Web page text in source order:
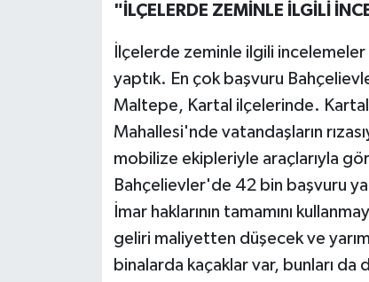
"İLÇELERDE ZEMİNLE İLGİLİ
İlçelerde zeminle ilgili
yaptık. En çok başvuru
Maltepe, Kartal ilçelerinde.
Mahallesi'nde vatandaşların
mobilize ekipleriyle araçlarıyla
Bahçelievler'de 42 bin başvuru
İmar haklarının tamamını
geliri maliyetten düşecek ve
binalarda kaçaklar var, bunları da